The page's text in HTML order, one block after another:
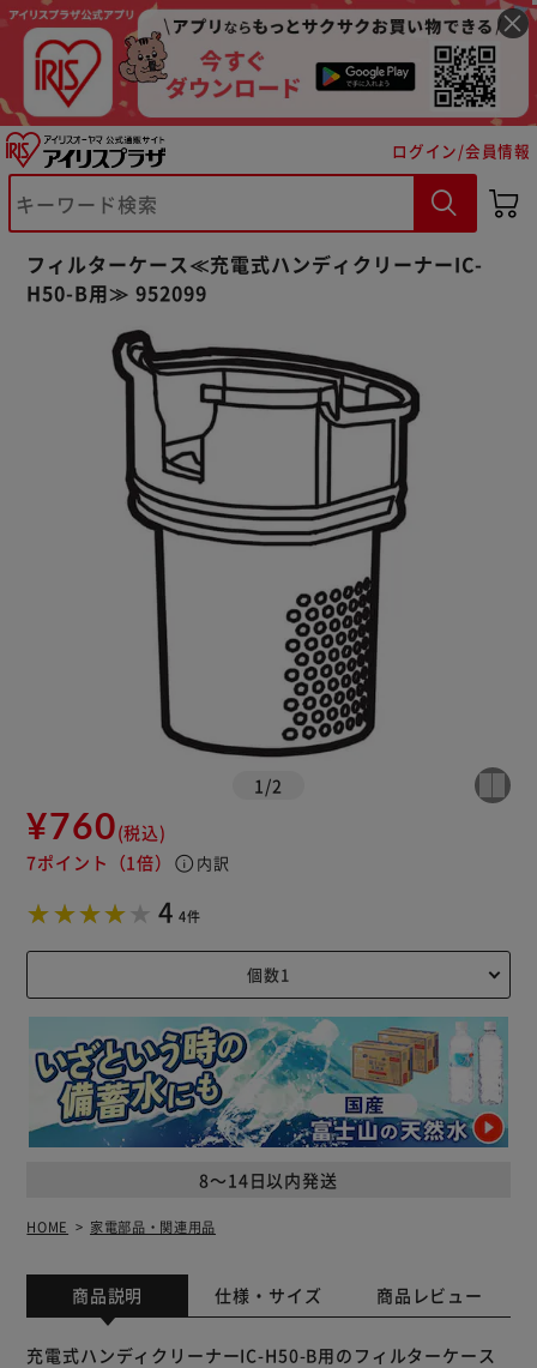
ログイン/会員情報
フィルターケース≪充電式ハンディクリーナーIC-
H50-B用≫ 952099
1 /2
¥760(税込)
7ポイント （1倍） info 内訳
4 4件
8～14日以内発送
HOME 家電部品・関連用品
商品説明 仕様・サイズ 商品レビュー
充電式ハンディクリーナーIC-H50-B用のフィルターケース
※ご確認ください
カートに入れる 購入手続きへ